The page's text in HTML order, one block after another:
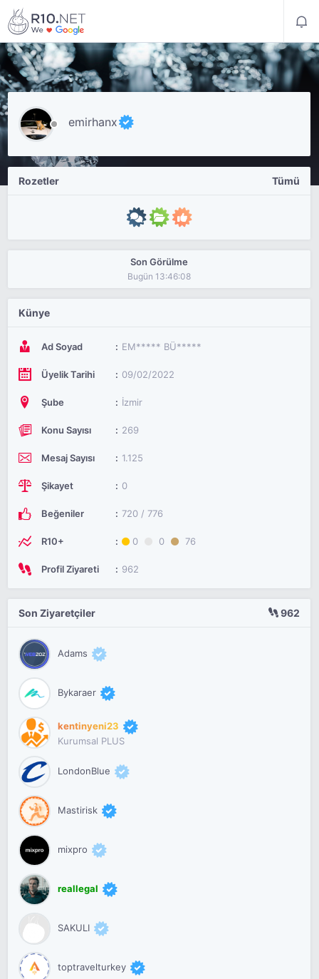
emirhanx
Rozetler Tümü
Son Görülme
Bugün 13:46:08
Künye
Ad Soyad EM***** BÜ*****
Üyelik Tarihi 09/02/2022
Şube İzmir
Konu Sayısı 269
Mesaj Sayısı 1.125
Şikayet 0
Beğeniler 720 / 776
R10+ 0 0 76
Profil Ziyareti 962
Son Ziyaretçiler 962
Adams
Bykaraer
kentinyeni23
Kurumsal PLUS
LondonBlue
Mastirisk
mixpro
reallegal
SAKULI
toptravelturkey